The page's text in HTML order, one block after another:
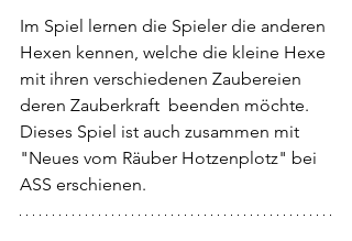
Im Spiel lernen die Spieler die anderen
Hexen kennen, welche die kleine Hexe
mit ihren verschiedenen Zaubereien
deren Zauberkraft  beenden möchte.
Dieses Spiel ist auch zusammen mit
"Neues vom Räuber Hotzenplotz" bei
ASS erschienen.